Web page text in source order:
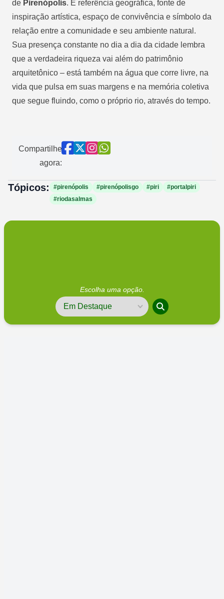
de Pirenópolis. É referência geográfica, fonte de
inspiração artística, espaço de convivência e símbolo da
relação entre a comunidade e seu ambiente natural.
Sua presença constante no dia a dia da cidade lembra
que a verdadeira riqueza vai além do patrimônio
arquitetônico – está também na água que corre livre, na
vida que pulsa em suas margens e na memória coletiva
que segue fluindo, como o próprio rio, através do tempo.
Compartilhe
agora:
Tópicos: #pirenópolis #pirenópolisgo #piri
#portalpiri
#riodasalmas
Escolha uma opção.